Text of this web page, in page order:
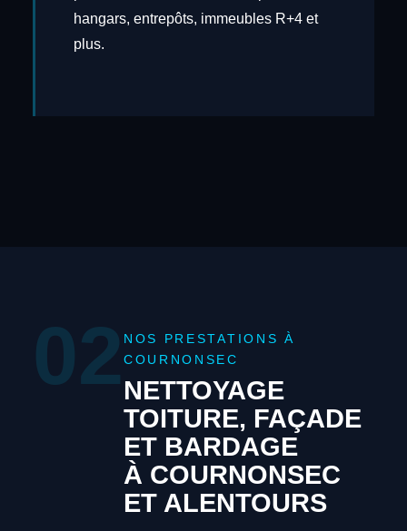
hangars, entrepôts, immeubles R+4 et
plus.
02 NOS PRESTATIONS À
COURNONSEC
NETTOYAGE
TOITURE, FAÇADE
ET BARDAGE
À COURNONSEC
ET ALENTOURS